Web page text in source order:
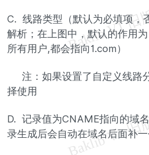
C. 线路类型（默认为必填项，
解析；在上图中，默认的作用
所有用户,都会指向1.com）
注：如果设置了自定义线路
择使用
D. 记录值为CNAME指向的域
录生成后会自动在域名后面补一